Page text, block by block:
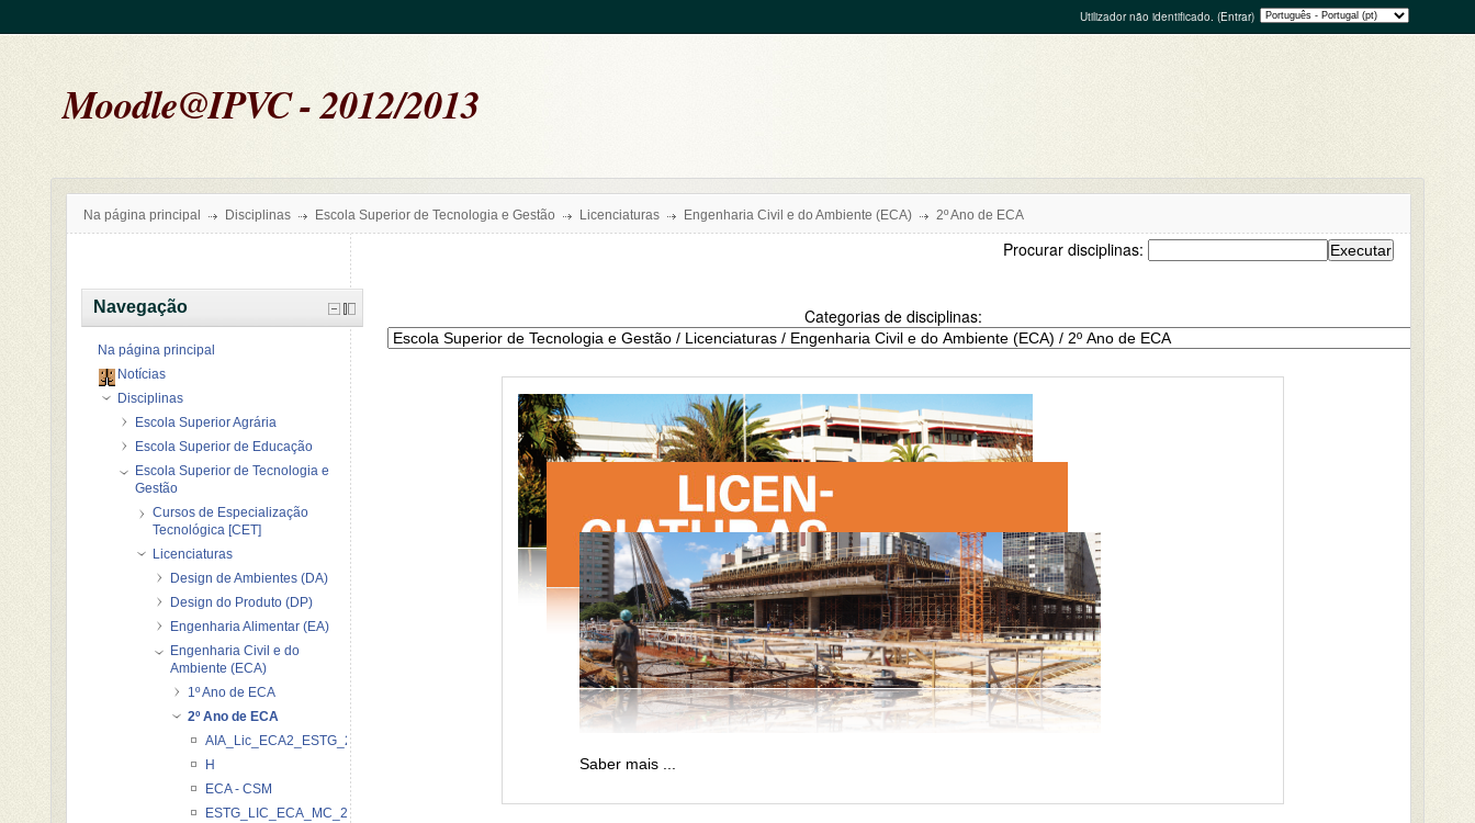
Utilizador não identificado. (Entrar)
Moodle@IPVC - 2012/2013
Na página principal Disciplinas Escola Superior de Tecnologia e Gestão Licenciaturas Engenharia Civil e do Ambiente (ECA) 2º Ano de ECA
Procurar disciplinas:
Categorias de disciplinas:
Saber mais ...
Navegação
Na página principal
Notícias
Disciplinas
Escola Superior Agrária
Escola Superior de Educação
Escola Superior de Tecnologia e
Gestão
Cursos de Especialização
Tecnológica [CET]
Licenciaturas
Design de Ambientes (DA)
Design do Produto (DP)
Engenharia Alimentar (EA)
Engenharia Civil e do
Ambiente (ECA)
1º Ano de ECA
2º Ano de ECA
AIA_Lic_ECA2_ESTG_2012_13
H
ECA - CSM
ESTG_LIC_ECA_MC_20122013